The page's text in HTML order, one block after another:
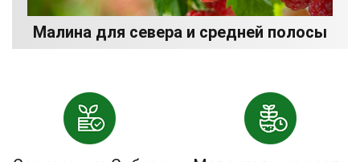
Малина для севера и средней полосы